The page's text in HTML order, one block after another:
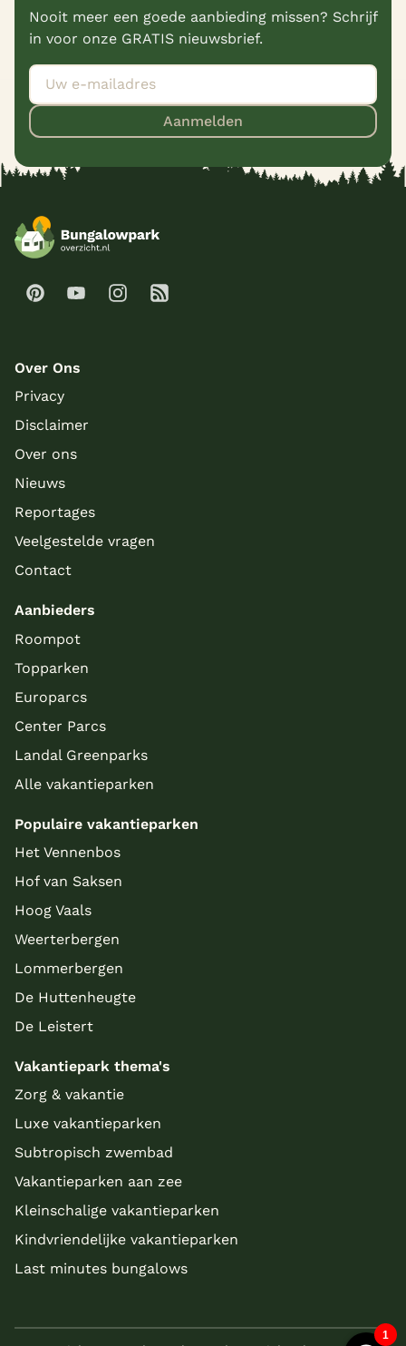
Nooit meer een goede aanbieding missen? Schrijf
in voor onze GRATIS nieuwsbrief.
Aanmelden
Over Ons
Privacy
Disclaimer
Over ons
Nieuws
Reportages
Veelgestelde vragen
Contact
Aanbieders
Roompot
Topparken
Europarcs
Center Parcs
Landal Greenparks
Alle vakantieparken
Populaire vakantieparken
Het Vennenbos
Hof van Saksen
Hoog Vaals
Weerterbergen
Lommerbergen
De Huttenheugte
De Leistert
Vakantiepark thema's
Zorg & vakantie
Luxe vakantieparken
Subtropisch zwembad
Vakantieparken aan zee
Kleinschalige vakantieparken
Kindvriendelijke vakantieparken
Last minutes bungalows